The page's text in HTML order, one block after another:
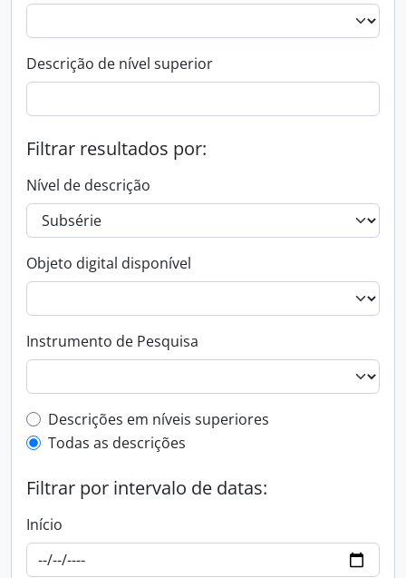
Descrição de nível superior
Filtrar resultados por:
Nível de descrição
Objeto digital disponível
Instrumento de Pesquisa
Filtro de descrição de nível superior
Descrições em níveis superiores
Todas as descrições
Filtrar por intervalo de datas:
Início